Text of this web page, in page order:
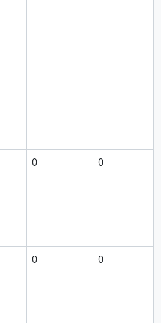
0 0
0 0